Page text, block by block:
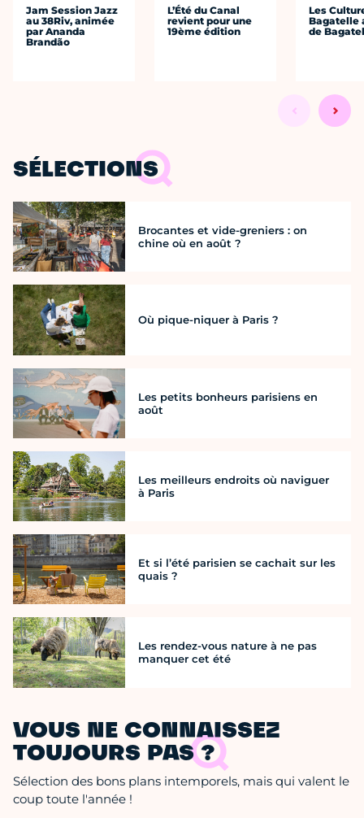
Jam Session Jazz
au 38Riv, animée
par Ananda
Brandão
L’Été du Canal
revient pour une
19ème édition
Les
Bagatelle
de
SÉLECTIONS
Brocantes et vide-greniers : on
chine où en août ?
Où pique-niquer à Paris ?
Les petits bonheurs parisiens en
août
Les meilleurs endroits où naviguer
à Paris
Et si l’été parisien se cachait sur les
quais ?
Les rendez-vous nature à ne pas
manquer cet été
VOUS NE CONNAISSEZ
TOUJOURS PAS ?
Sélection des bons plans intemporels, mais qui valent le
coup toute l'année !